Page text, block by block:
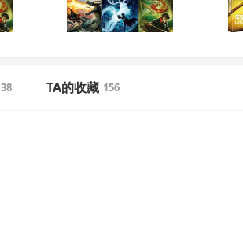
38 TA的收藏 156